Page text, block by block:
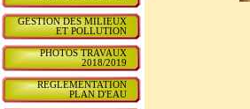
GESTION DES MILIEUX
ET POLLUTION
PHOTOS TRAVAUX
2018/2019
REGLEMENTATION
PLAN D'EAU